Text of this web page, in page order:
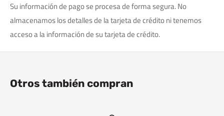
Su información de pago se procesa de forma segura. No
almacenamos los detalles de la tarjeta de crédito ni tenemos
acceso a la información de su tarjeta de crédito.
Otros también compran